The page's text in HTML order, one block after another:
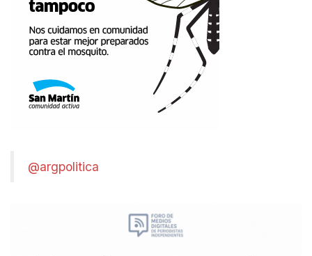
@argpolitica